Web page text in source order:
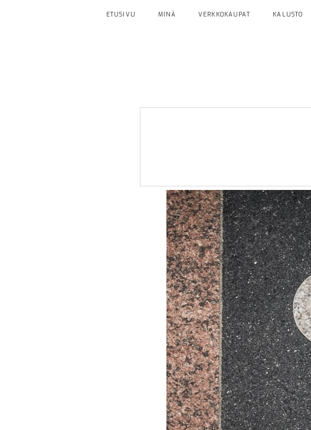
ETUSIVU MINÄ VERKKOKAUPAT KALUSTO